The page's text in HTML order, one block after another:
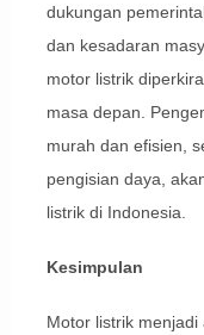
dukungan
dan kesadaran
motor listrik
masa depan.
murah dan efisien,
pengisian daya,
listrik di Indonesia.
Kesimpulan
Motor listrik